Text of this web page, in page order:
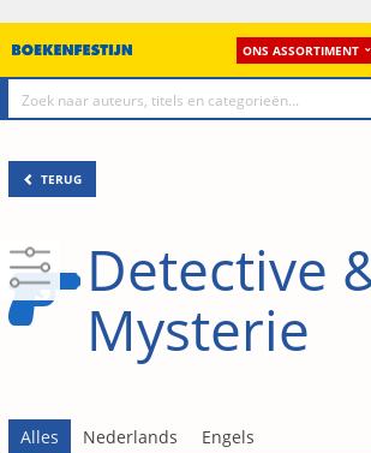
ONS ASSORTIMENT
TERUG
Detective
Mysterie